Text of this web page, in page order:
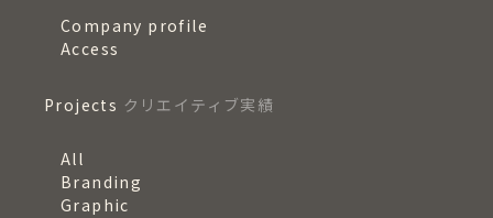
Company profile
Access
Projects クリエイティブ実績
All
Branding
Graphic